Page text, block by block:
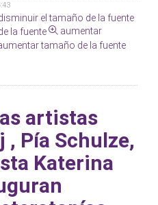
el tamaño de la fuente
aumentar
artistas
, Pía Schulze,
Katerina